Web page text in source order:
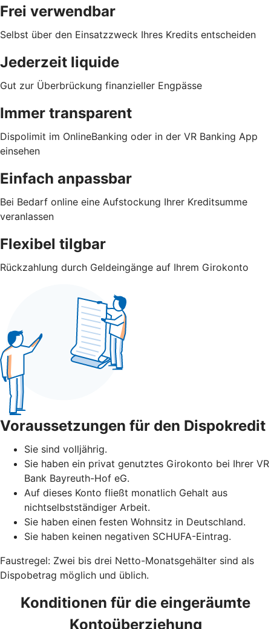
Frei verwendbar
Selbst über den Einsatzzweck Ihres Kredits entscheiden
Jederzeit liquide
Gut zur Überbrückung finanzieller Engpässe
Immer transparent
Dispolimit im OnlineBanking oder in der VR Banking App
einsehen
Einfach anpassbar
Bei Bedarf online eine Aufstockung Ihrer Kreditsumme
veranlassen
Flexibel tilgbar
Rückzahlung durch Geldeingänge auf Ihrem Girokonto
Voraussetzungen für den Dispokredit
Sie sind volljährig.
Sie haben ein privat genutztes Girokonto bei Ihrer VR
Bank Bayreuth-Hof eG.
Auf dieses Konto fließt monatlich Gehalt aus
nichtselbstständiger Arbeit.
Sie haben einen festen Wohnsitz in Deutschland.
Sie haben keinen negativen SCHUFA-Eintrag.
Faustregel: Zwei bis drei Netto-Monatsgehälter sind als
Dispobetrag möglich und üblich.
Konditionen für die eingeräumte
Kontoüberziehung